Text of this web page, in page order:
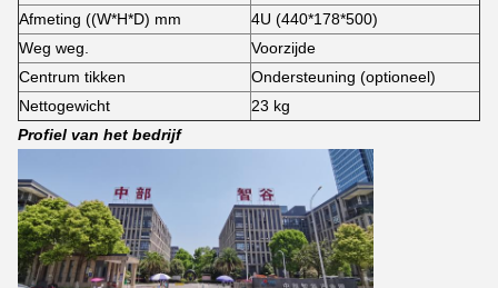
Afmeting ((W*H*D) mm
4U (440*178*500)
Weg weg.
Voorzijde
Centrum tikken
Ondersteuning (optioneel)
Nettogewicht
23 kg
Profiel van het bedrijf